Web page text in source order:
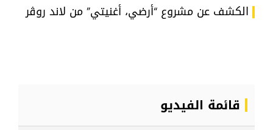
الكشف عن مشروع “أرضي، أغنيتي” من لاند روڤر
قائمة الفيديو